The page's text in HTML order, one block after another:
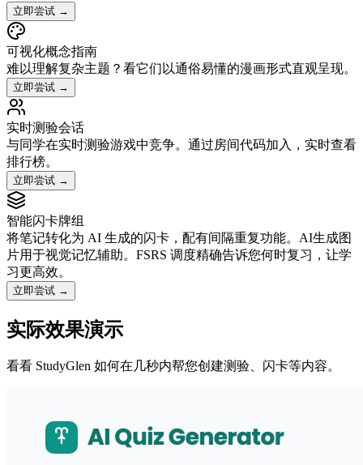
立即尝试 →
可视化概念指南
难以理解复杂主题？看它们以通俗易懂的漫画形式直观呈现。
立即尝试 →
实时测验会话
与同学在实时测验游戏中竞争。通过房间代码加入，实时查看
排行榜。
立即尝试 →
智能闪卡牌组
将笔记转化为 AI 生成的闪卡，配有间隔重复功能。AI生成图
片用于视觉记忆辅助。FSRS 调度精确告诉您何时复习，让学
习更高效。
立即尝试 →
实际效果演示
看看 StudyGlen 如何在几秒内帮您创建测验、闪卡等内容。